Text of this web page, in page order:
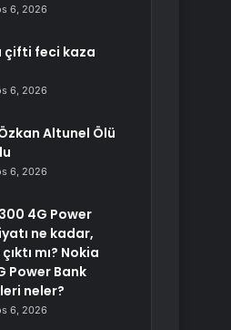
6, 2026
çifti feci kaza
6, 2026
Altunel Ölü
6, 2026
4G Power
ne kadar,
mı? Nokia
Power Bank
neler?
6, 2026